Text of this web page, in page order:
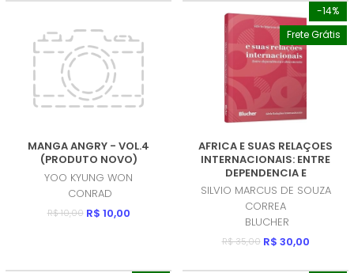
MANGA ANGRY - VOL.4
(PRODUTO NOVO)
YOO KYUNG WON
CONRAD
R$ 10,00 R$ 10,00
-14%
Frete Grátis
AFRICA E SUAS RELAÇOES
INTERNACIONAIS: ENTRE
DEPENDENCIA E
DESCONEXAO (PRODUTO
NOVO)
SILVIO MARCUS DE SOUZA
CORREA
BLUCHER
R$ 35,00 R$ 30,00